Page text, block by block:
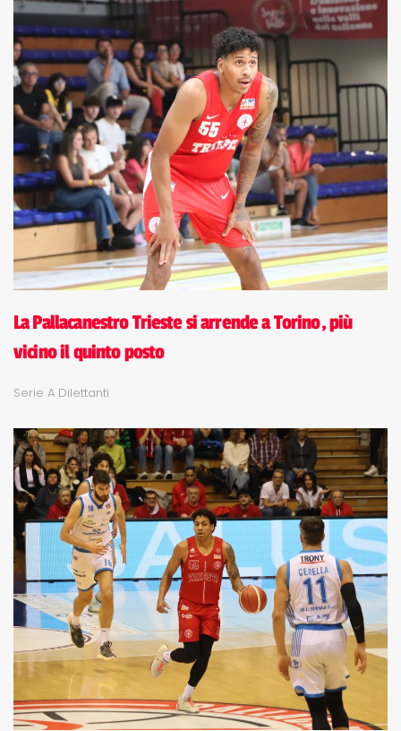
La Pallacanestro Trieste si arrende a Torino, più
vicino il quinto posto
Serie A Dilettanti